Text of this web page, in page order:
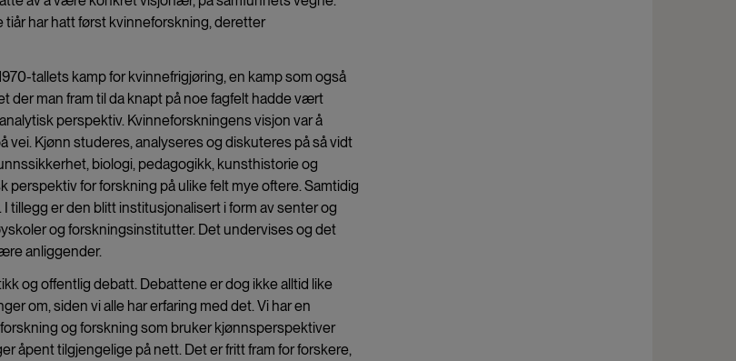
tiår har hatt først kvinneforskning, deretter
tallets kamp for kvinnefrigjøring, en kamp som også
der man fram til da knapt på noe fagfelt hadde vært
perspektiv. Kvinneforskningens visjon var å
vei. Kjønn studeres, analyseres og diskuteres på så vidt
biologi, pedagogikk, kunsthistorie og
for forskning på ulike felt mye oftere. Samtidig
I tillegg er den blitt institusjonalisert i form av senter og
og forskningsinstitutter. Det undervises og det
anliggender.
og offentlig debatt. Debattene er dog ikke alltid like
om, siden vi alle har erfaring med det. Vi har en
og forskning som bruker kjønnsperspektiver
åpent tilgjengelige på nett. Det er fritt fram for forskere,